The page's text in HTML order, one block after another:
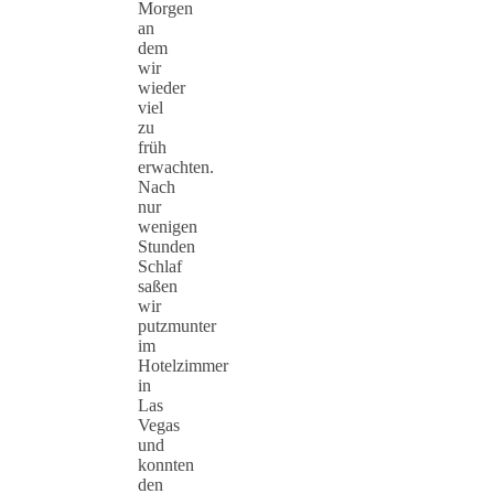
Morgen
an
dem
wir
wieder
viel
zu
früh
erwachten.
Nach
nur
wenigen
Stunden
Schlaf
saßen
wir
putzmunter
im
Hotelzimmer
in
Las
Vegas
und
konnten
den